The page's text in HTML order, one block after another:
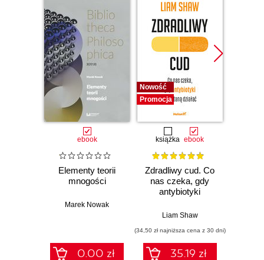
ebook
Elementy teorii
mnogości
Marek Nowak
0.00 zł
Nowość
Promocja
książka ebook
Zdradliwy cud. Co
nas czeka, gdy
antybiotyki
Liam Shaw
(34,50 zł najniższa cena z 30 dni)
35.19 zł